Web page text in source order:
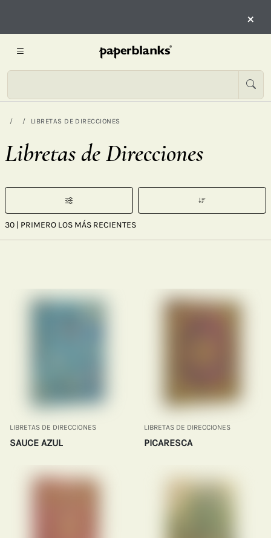
×
LIBRETAS DE DIRECCIONES
Libretas de Direcciones
30 | PRIMERO LOS MÁS RECIENTES
LIBRETAS DE DIRECCIONES
SAUCE AZUL
LIBRETAS DE DIRECCIONES
PICARESCA